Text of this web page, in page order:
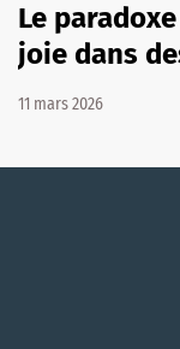
Le
joie dans
11 mars 2026